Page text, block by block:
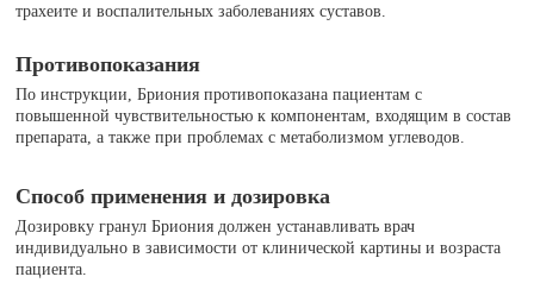
трахеите и воспалительных заболеваниях суставов.
Противопоказания
По инструкции, Бриония противопоказана пациентам с
повышенной чувствительностью к компонентам, входящим в состав
препарата, а также при проблемах с метаболизмом углеводов.
Способ применения и дозировка
Дозировку гранул Бриония должен устанавливать врач
индивидуально в зависимости от клинической картины и возраста
пациента.